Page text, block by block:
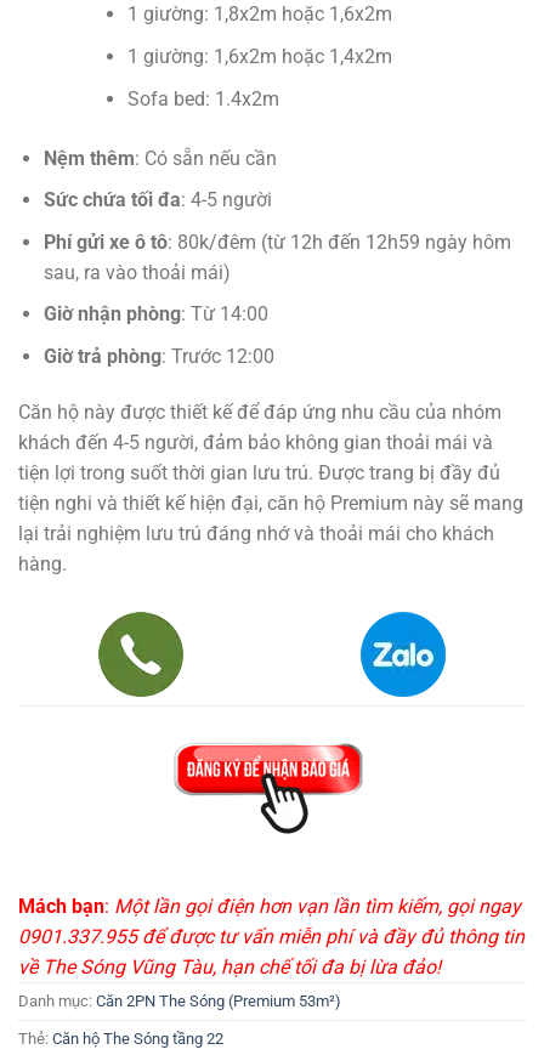
1 giường: 1,8x2m hoặc 1,6x2m
1 giường: 1,6x2m hoặc 1,4x2m
Sofa bed: 1.4x2m
Nệm thêm: Có sẵn nếu cần
Sức chứa tối đa: 4-5 người
Phí gửi xe ô tô: 80k/đêm (từ 12h đến 12h59 ngày hôm
sau, ra vào thoải mái)
Giờ nhận phòng: Từ 14:00
Giờ trả phòng: Trước 12:00
Căn hộ này được thiết kế để đáp ứng nhu cầu của nhóm
khách đến 4-5 người, đảm bảo không gian thoải mái và
tiện lợi trong suốt thời gian lưu trú. Được trang bị đầy đủ
tiện nghi và thiết kế hiện đại, căn hộ Premium này sẽ mang
lại trải nghiệm lưu trú đáng nhớ và thoải mái cho khách
hàng.
Mách bạn: Một lần gọi điện hơn vạn lần tìm kiếm, gọi ngay
0901.337.955 để được tư vấn miễn phí và đầy đủ thông tin
về The Sóng Vũng Tàu, hạn chế tối đa bị lừa đảo!
Danh mục: Căn 2PN The Sóng (Premium 53m²)
Thẻ: Căn hộ The Sóng tầng 22